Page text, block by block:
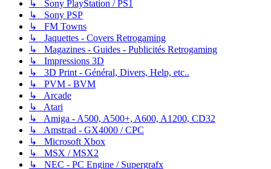
↳ Sony PlayStation / PS1
↳ Sony PSP
↳ FM Towns
↳ Jaquettes - Covers Retrogaming
↳ Magazines - Guides - Publicités Retrogaming
↳ Impressions 3D
↳ 3D Print - Général, Divers, Help, etc..
↳ PVM - BVM
↳ Arcade
↳ Atari
↳ Amiga - A500, A500+, A600, A1200, CD32
↳ Amstrad - GX4000 / CPC
↳ Microsoft Xbox
↳ MSX / MSX2
↳ NEC - PC Engine / Supergrafx